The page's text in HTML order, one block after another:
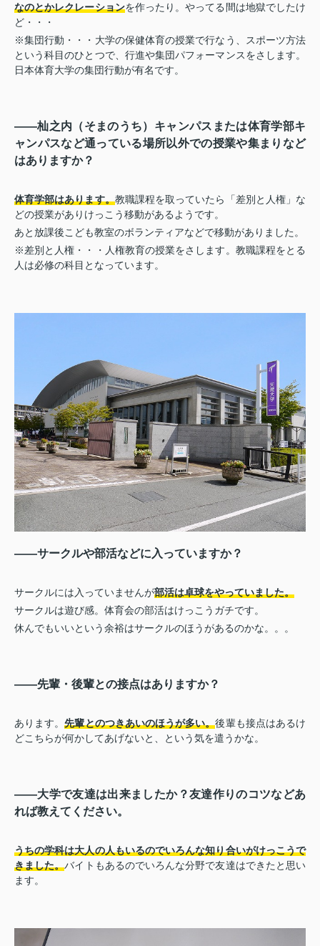
なのとかレクレーションを作ったり。やってる間は地獄でしたけ
ど・・・
※集団行動・・・大学の保健体育の授業で行なう、スポーツ方法
という科目のひとつで、行進や集団パフォーマンスをさします。
日本体育大学の集団行動が有名です。
――杣之内（そまのうち）キャンパスまたは体育学部キ
ャンパスなど通っている場所以外での授業や集まりなど
はありますか？
体育学部はあります。教職課程を取っていたら「差別と人権」な
どの授業がありけっこう移動があるようです。
あと放課後こども教室のボランティアなどで移動がありました。
※差別と人権・・・人権教育の授業をさします。教職課程をとる
人は必修の科目となっています。
――サークルや部活などに入っていますか？
サークルには入っていませんが部活は卓球をやっていました。
サークルは遊び感。体育会の部活はけっこうガチです。
休んでもいいという余裕はサークルのほうがあるのかな。。。
――先輩・後輩との接点はありますか？
あります。先輩とのつきあいのほうが多い。後輩も接点はあるけ
どこちらが何かしてあげないと、という気を遣うかな。
――大学で友達は出来ましたか？友達作りのコツなどあ
れば教えてください。
うちの学科は大人の人もいるのでいろんな知り合いがけっこうで
きました。バイトもあるのでいろんな分野で友達はできたと思い
ます。